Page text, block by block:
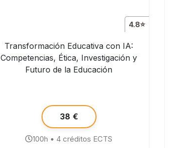
4.8⭐
Transformación Educativa con IA:
Competencias, Ética, Investigación y
Futuro de la Educación
38 €
100h • 4 créditos ECTS